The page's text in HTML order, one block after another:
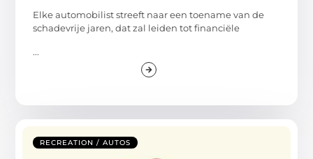
Elke automobilist streeft naar een toename van de
schadevrije jaren, dat zal leiden tot financiële
...
RECREATION / AUTOS